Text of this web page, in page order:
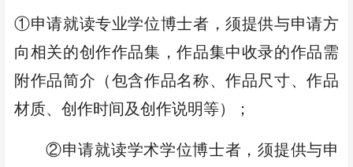
①申请就读专业学位博士者，须提供与申请方
向相关的创作作品集，作品集中收录的作品需
附作品简介（包含作品名称、作品尺寸、作品
材质、创作时间及创作说明等）；
②申请就读学术学位博士者，须提供与申